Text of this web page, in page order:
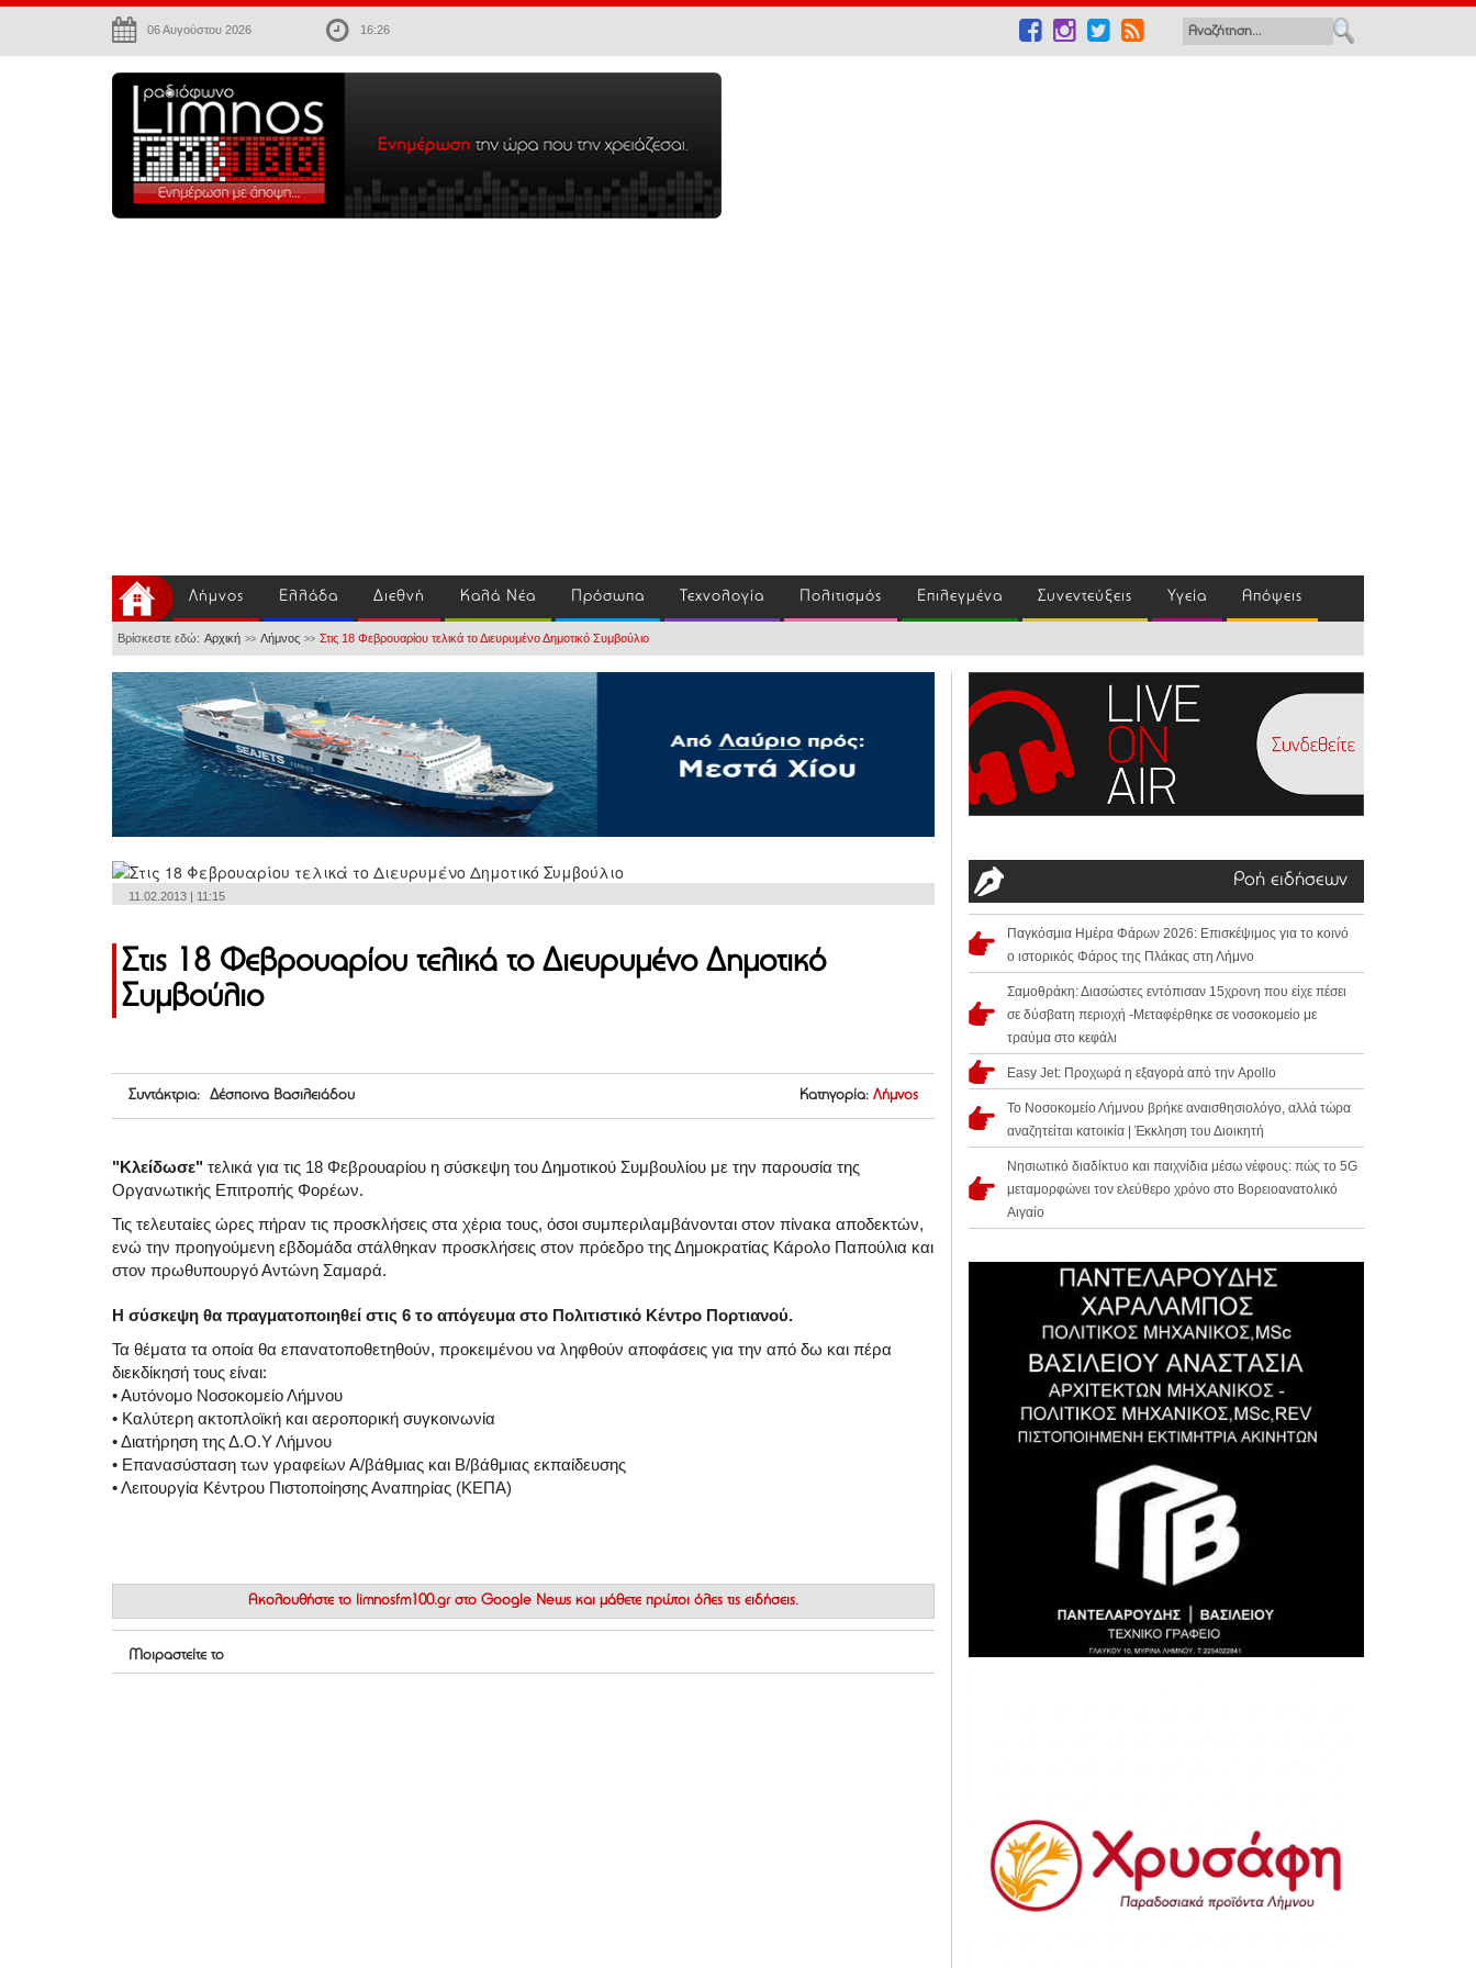
06 Αυγούστου 2026 16:26
Λήμνος Ελλάδα Διεθνή Καλά Νέα Πρόσωπα Τεχνολογία Πολιτισμός Επιλεγμένα Συνεντεύξεις Υγεία Απόψεις
Βρίσκεστε εδώ: Αρχική >> Λήμνος >> Στις 18 Φεβρουαρίου τελικά το Διευρυμένο Δημοτικό Συμβούλιο
11.02.2013 | 11:15
Στις 18 Φεβρουαρίου τελικά το Διευρυμένο Δημοτικό
Συμβούλιο
Συντάκτρια: Δέσποινα Βασιλειάδου Κατηγορία: Λήμνος
"Κλείδωσε" τελικά για τις 18 Φεβρουαρίου η σύσκεψη του Δημοτικού Συμβουλίου με την παρουσία της
Οργανωτικής Επιτροπής Φορέων.
Τις τελευταίες ώρες πήραν τις προσκλήσεις στα χέρια τους, όσοι συμπεριλαμβάνονται στον πίνακα αποδεκτών,
ενώ την προηγούμενη εβδομάδα στάλθηκαν προσκλήσεις στον πρόεδρο της Δημοκρατίας Κάρολο Παπούλια και
στον πρωθυπουργό Αντώνη Σαμαρά.
Η σύσκεψη θα πραγματοποιηθεί στις 6 το απόγευμα στο Πολιτιστικό Κέντρο Πορτιανού.
Τα θέματα τα οποία θα επανατοποθετηθούν, προκειμένου να ληφθούν αποφάσεις για την από δω και πέρα
διεκδίκησή τους είναι:
• Αυτόνομο Νοσοκομείο Λήμνου
• Καλύτερη ακτοπλοϊκή και αεροπορική συγκοινωνία
• Διατήρηση της Δ.Ο.Υ Λήμνου
• Επανασύσταση των γραφείων Α/βάθμιας και Β/βάθμιας εκπαίδευσης
• Λειτουργία Κέντρου Πιστοποίησης Αναπηρίας (ΚΕΠΑ)
Ακολουθήστε το limnosfm100.gr στο Google News και μάθετε πρώτοι όλες τις ειδήσεις.
Μοιραστείτε το
Ροή ειδήσεων
Παγκόσμια Ημέρα Φάρων 2026: Επισκέψιμος για το κοινό
ο ιστορικός Φάρος της Πλάκας στη Λήμνο
Σαμοθράκη: Διασώστες εντόπισαν 15χρονη που είχε πέσει
σε δύσβατη περιοχή -Μεταφέρθηκε σε νοσοκομείο με
τραύμα στο κεφάλι
Easy Jet: Προχωρά η εξαγορά από την Apollo
Το Νοσοκομείο Λήμνου βρήκε αναισθησιολόγο, αλλά τώρα
αναζητείται κατοικία | Έκκληση του Διοικητή
Νησιωτικό διαδίκτυο και παιχνίδια μέσω νέφους: πώς το 5G
μεταμορφώνει τον ελεύθερο χρόνο στο Βορειοανατολικό
Αιγαίο